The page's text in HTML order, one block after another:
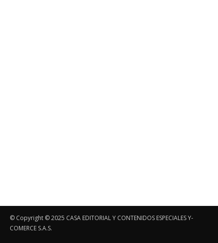
© Copyright ©️ 2025 CASA EDITORIAL Y CONTENIDOS ESPECIALES Y-
COMERCE S.A.S.